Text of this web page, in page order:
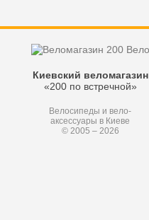
Киевский веломагазин
«200 по встречной»
Велосипеды и вело-
аксессуары в Киеве
© 2005 – 2026